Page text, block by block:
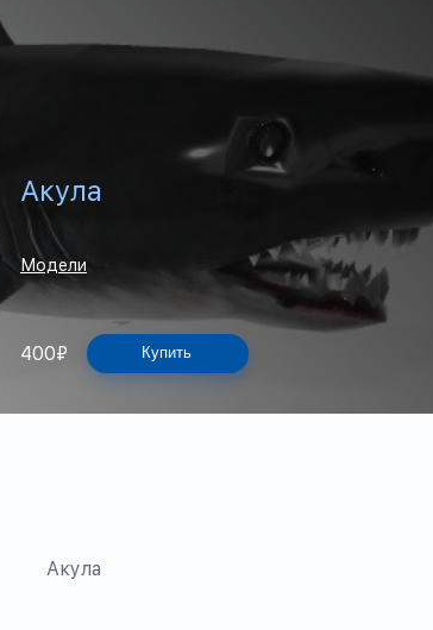
Акула
Модели
400₽ Купить
Акула